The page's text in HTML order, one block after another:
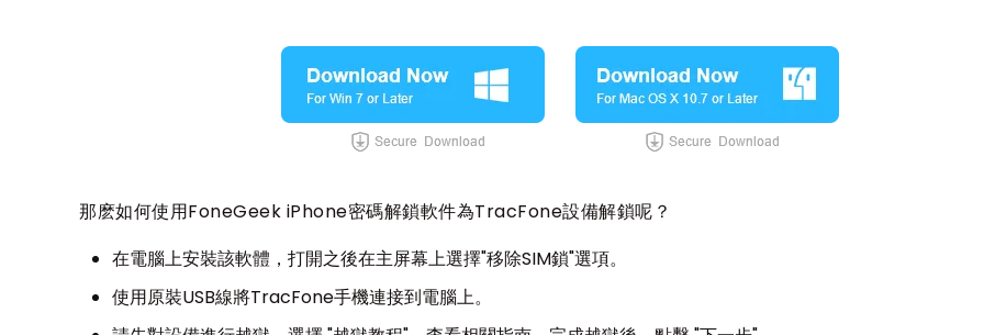
那麽如何使用FoneGeek iPhone密碼解鎖軟件為TracFone設備解鎖呢？
在電腦上安裝該軟體，打開之後在主屏幕上選擇"移除SIM鎖"選項。
使用原裝USB線將TracFone手機連接到電腦上。